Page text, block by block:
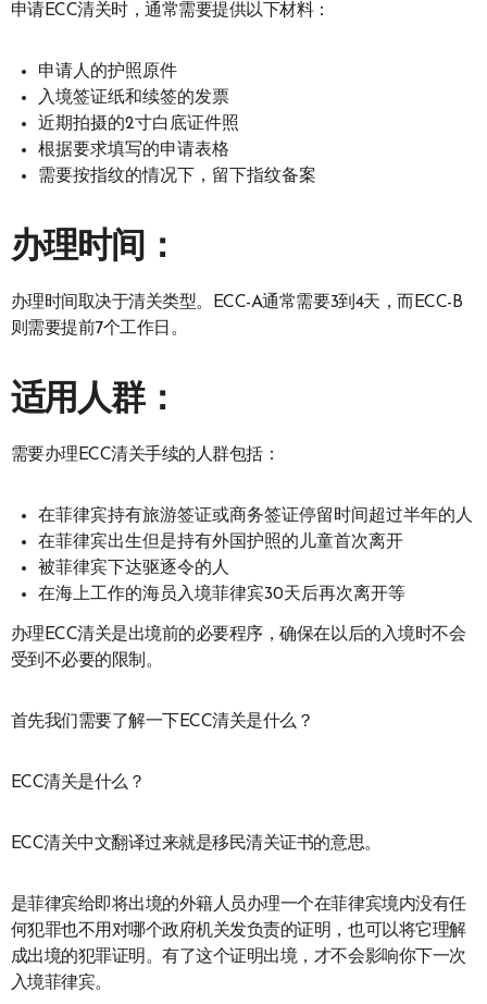
申请ECC清关时，通常需要提供以下材料：
申请人的护照原件
入境签证纸和续签的发票
近期拍摄的2寸白底证件照
根据要求填写的申请表格
需要按指纹的情况下，留下指纹备案
办理时间：
办理时间取决于清关类型。ECC-A通常需要3到4天，而ECC-B
则需要提前7个工作日。
适用人群：
需要办理ECC清关手续的人群包括：
在菲律宾持有旅游签证或商务签证停留时间超过半年的人
在菲律宾出生但是持有外国护照的儿童首次离开
被菲律宾下达驱逐令的人
在海上工作的海员入境菲律宾30天后再次离开等
办理ECC清关是出境前的必要程序，确保在以后的入境时不会
受到不必要的限制。
首先我们需要了解一下ECC清关是什么？
ECC清关是什么？
ECC清关中文翻译过来就是移民清关证书的意思。
是菲律宾给即将出境的外籍人员办理一个在菲律宾境内没有任
何犯罪也不用对哪个政府机关发负责的证明，也可以将它理解
成出境的犯罪证明。有了这个证明出境，才不会影响你下一次
入境菲律宾。